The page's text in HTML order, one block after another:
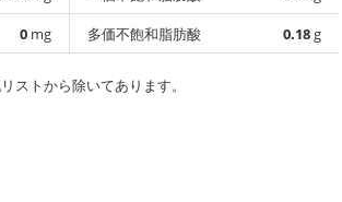
0 mg
多価不飽和脂肪酸
0.18g
ストから除いてあります。